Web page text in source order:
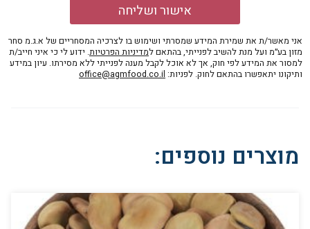
אישור ושליחה
אני מאשר/ת את שמירת המידע שמסרתי ושימוש בו לצרכיה המסחריים של א.ג.מ סחר
מזון בע״מ ועל מנת להשיב לפנייתי, בהתאם למדיניות הפרטיות. ידוע לי כי איני חייב/ת
למסור את המידע לפי חוק, אך לא אוכל לקבל מענה לפנייתי ללא מסירתו. עיון במידע
ותיקונו יתאפשרו בהתאם לחוק. לפניות: office@agmfood.co.il
מוצרים נוספים: